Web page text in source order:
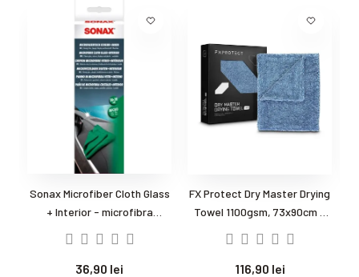
Sonax Microfiber Cloth Glass
+ Interior - microfibra
36,90 lei
FX Protect Dry Master Drying
Towel 1100gsm, 73x90cm -
116,90 lei